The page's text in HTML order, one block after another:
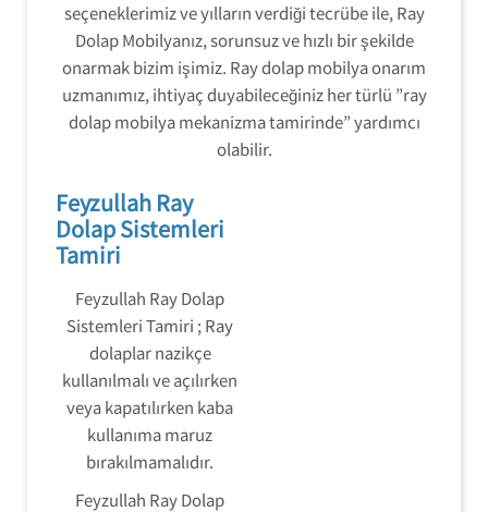
seçeneklerimiz ve yılların verdiği tecrübe ile, Ray
Dolap Mobilyanız, sorunsuz ve hızlı bir şekilde
onarmak bizim işimiz. Ray dolap mobilya onarım
uzmanımız, ihtiyaç duyabileceğiniz her türlü ”ray
dolap mobilya mekanizma tamirinde” yardımcı
olabilir.
Feyzullah Ray
Dolap Sistemleri
Tamiri
Feyzullah Ray Dolap
Sistemleri Tamiri ; Ray
dolaplar nazikçe
kullanılmalı ve açılırken
veya kapatılırken kaba
kullanıma maruz
bırakılmamalıdır.
Feyzullah Ray Dolap